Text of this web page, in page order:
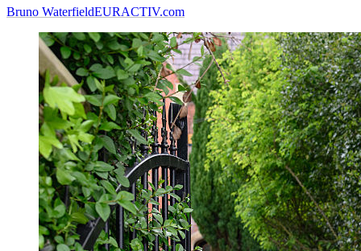
Bruno WaterfieldEURACTIV.com